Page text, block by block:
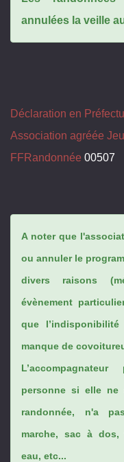
annulées la veille
Déclaration en
Association agréée
FFRandonnée 00507
A noter que
ou annuler le
divers raisons
évènement
que
manque de
personne si elle ne
randonnée, n'a
marche, sac à dos,
eau, etc...